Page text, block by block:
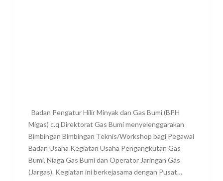
Badan Pengatur Hilir Minyak dan Gas Bumi (BPH
Migas) c.q Direktorat Gas Bumi menyelenggarakan
Bimbingan Bimbingan Teknis/Workshop bagi Pegawai
Badan Usaha Kegiatan Usaha Pengangkutan Gas
Bumi, Niaga Gas Bumi dan Operator Jaringan Gas
(Jargas). Kegiatan ini berkejasama dengan Pusat…